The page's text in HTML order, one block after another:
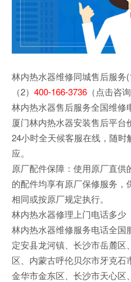
林内热水器维修同城售后服务
（2） 400-166-3736 （点击咨询
林内热水器售后服务全国维修
厦门林内热水器安装售后平台
24小时全天候客服在线，随
应。
原厂配件保障：使用原厂直
的配件均享有原厂保修服务
相同或按原厂规定执行。
林内热水器修理上门电话多少
林内热水器维修服务电话全国
定安县龙河镇、长沙市岳麓
区、内蒙古呼伦贝尔市牙克石
金华市金东区、长沙市天心区